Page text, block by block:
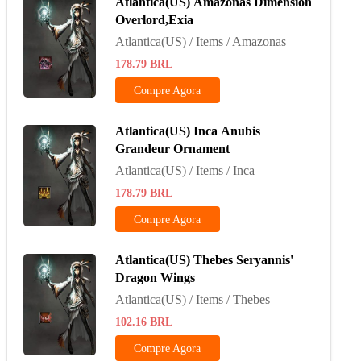
Overlord,Exia
Atlantica(US) / Items / Amazonas
178.79 BRL
Compre Agora
Atlantica(US) Inca Anubis
Grandeur Ornament
Atlantica(US) / Items / Inca
178.79 BRL
Compre Agora
Atlantica(US) Thebes Seryannis'
Dragon Wings
Atlantica(US) / Items / Thebes
102.16 BRL
Compre Agora